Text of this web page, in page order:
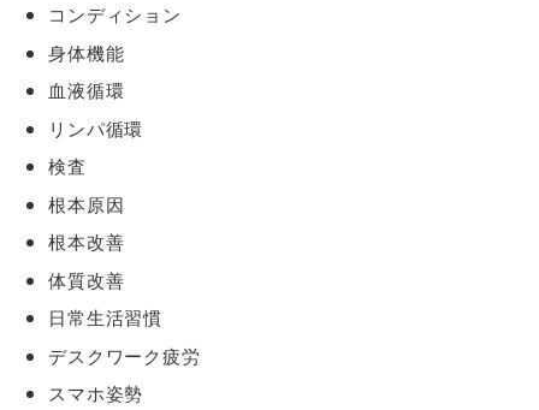
コンディション
身体機能
血液循環
リンパ循環
検査
根本原因
根本改善
体質改善
日常生活習慣
デスクワーク疲労
スマホ姿勢